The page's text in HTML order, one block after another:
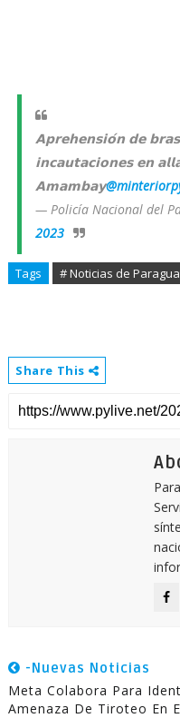
𝗔𝗽𝗿𝗲𝗵𝗲𝗻𝘀𝗶𝗼́𝗻 𝗱𝗲
𝗶𝗻𝗰𝗮𝘂𝘁𝗮𝗰𝗶𝗼𝗻𝗲𝘀 𝗲𝗻
𝗔𝗺𝗮𝗺𝗯𝗮𝘆
— Policía Nacional del
2023
Tags # Noticias de
Share This
-Nuevas Noticias
Meta Colabora Para
Amenaza De Tiroteo En